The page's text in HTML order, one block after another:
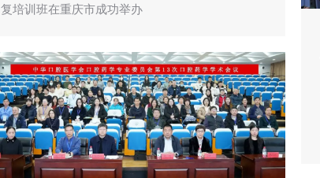
复培训班在重庆市成功举办